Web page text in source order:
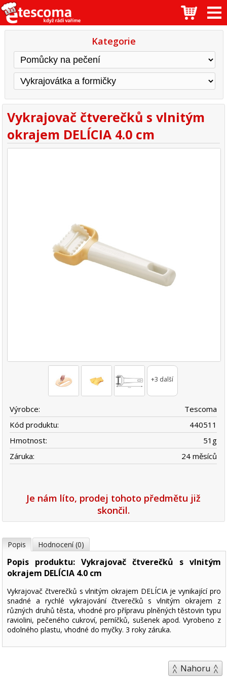
Kategorie
Vykrajovač čtverečků s vlnitým
okrajem DELÍCIA 4.0 cm
+3 další
Výrobce:
Tescoma
Kód produktu:
440511
Hmotnost:
51 g
Záruka:
24 měsíců
Je nám líto, prodej tohoto předmětu již
skončil.
Popis Hodnocení (0)
Popis produktu: Vykrajovač čtverečků s vlnitým
okrajem DELÍCIA 4.0 cm
Vykrajovač čtverečků s vlnitým okrajem DELÍCIA je vynikající pro
snadné a rychlé vykrajování čtverečků s vlnitým okrajem z
různých druhů těsta, vhodné pro přípravu plněných těstovin typu
raviolini, pečeného cukroví, perníčků, sušenek apod. Vyrobeno z
odolného plastu, vhodné do myčky. 3 roky záruka.
Nahoru